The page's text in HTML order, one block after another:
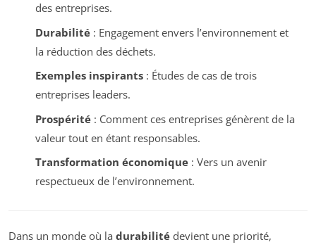
des entreprises.
Durabilité: Engagement envers l’environnement et
la réduction des déchets.
Exemples inspirants: Études de cas de trois
entreprises leaders.
Prospérité: Comment ces entreprises génèrent de la
valeur tout en étant responsables.
Transformation économique: Vers un avenir
respectueux de l’environnement.
Dans un monde où la durabilité devient une priorité,